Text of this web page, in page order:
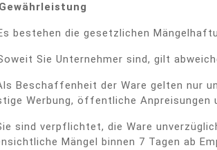
bestehen die gesetzlichen
Sie Unternehmer sind, gilt
Beschaffenheit der Ware gelten nur
Werbung, öffentliche Anpreisungen
sind verpflichtet, die Ware
Mängel binnen 7 Tagen ab